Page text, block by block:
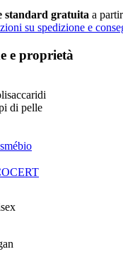
standard gratuita a
su spedizione e
e proprietà
di pelle